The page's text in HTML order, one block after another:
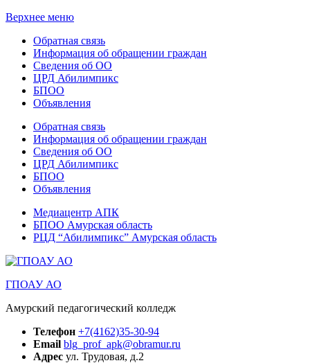
Верхнее меню
Обратная связь
Информация об обращении граждан
Сведения об ОО
ЦРД Абилимпикс
БПОО
Объявления
Обратная связь
Информация об обращении граждан
Сведения об ОО
ЦРД Абилимпикс
БПОО
Объявления
Медиацентр АПК
БПОО Амурская область
РЦД “Абилимпикс” Амурская область
ГПОАУ АО
Амурский педагогический колледж
Телефон +7(4162)35-30-94
Email blg_prof_apk@obramur.ru
Адрес ул. Трудовая, д.2